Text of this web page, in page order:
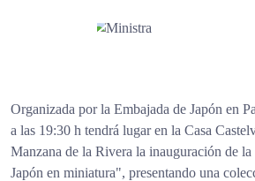
Organizada por la Embajada de Japón en
a las 19:30 h tendrá lugar en la Casa
Manzana de la Rivera la inauguración de
Japón en miniatura", presentando una